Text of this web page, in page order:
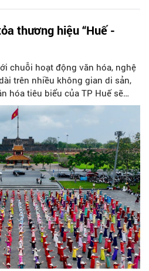
thương hiệu “Huế -
chuỗi hoạt động văn hóa, nghệ
trên nhiều không gian di sản,
hóa tiêu biểu của TP Huế sẽ